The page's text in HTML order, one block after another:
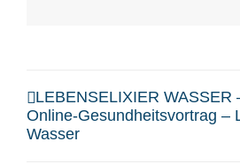
LEBENSELIXIER WASSER
Online-Gesundheitsvortrag –
Wasser